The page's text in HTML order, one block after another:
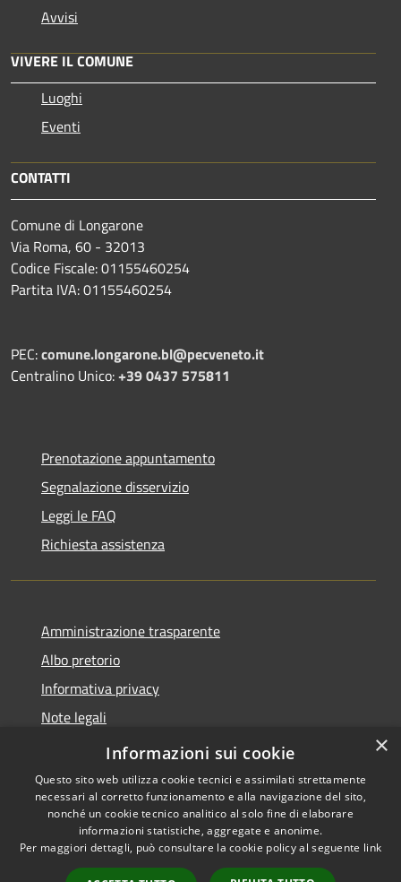
Avvisi
VIVERE IL COMUNE
Luoghi
Eventi
CONTATTI
Comune di Longarone
Via Roma, 60 - 32013
Codice Fiscale: 01155460254
Partita IVA: 01155460254
PEC:comune.longarone.bl@pecveneto.it
Centralino Unico:+39 0437 575811
Prenotazione appuntamento
Segnalazione disservizio
Leggi le FAQ
Richiesta assistenza
Amministrazione trasparente
Albo pretorio
Informativa privacy
Note legali
Dichiarazione di accessibilità
Accessibilità
Copyright © 2026 • Comune di
Longarone • Powered by
×
Informazioni sui cookie
Questo sito web utilizza cookie tecnici e assimilati strettamente
necessari al corretto funzionamento e alla navigazione del sito,
nonché un cookie tecnico analitico al solo fine di elaborare
informazioni statistiche, aggregate e anonime.
Per maggiori dettagli, può consultare la cookie policy al seguente link